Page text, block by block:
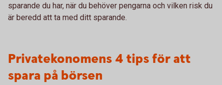
sparande du har, när du behöver pengarna och vilken risk du
är beredd att ta med ditt sparande.
Privatekonomens 4 tips för att
spara på börsen